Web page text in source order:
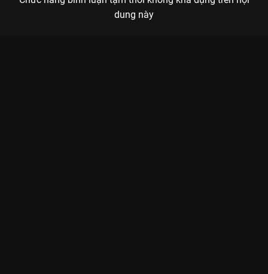
dung này